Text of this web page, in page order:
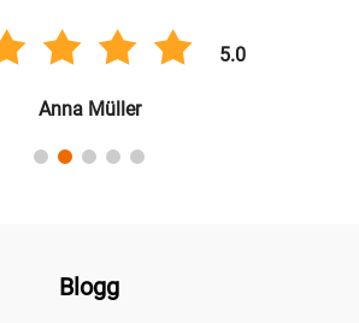
5.0
Anna Müller
Blogg